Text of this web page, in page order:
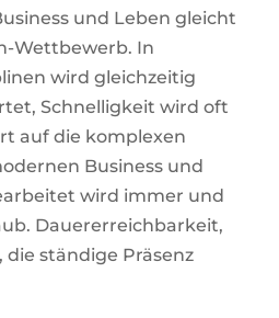
und Leben gleicht
Wettbewerb. In
wird gleichzeitig
Schnelligkeit wird oft
auf die komplexen
Business und
wird immer und
Dauererreichbarkeit,
die ständige Präsenz